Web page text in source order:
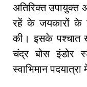
अतिरिक्त उपायुक्त
रहें के जयकारों के
की। इसके पश्चात
चंद्र बोस इंडोर
स्वाभिमान